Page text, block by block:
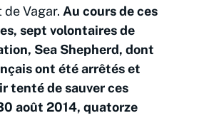
de Vagar. Au cours de ces
sept volontaires de
Sea Shepherd, dont
ont été arrêtés et
tenté de sauver ces
août 2014, quatorze